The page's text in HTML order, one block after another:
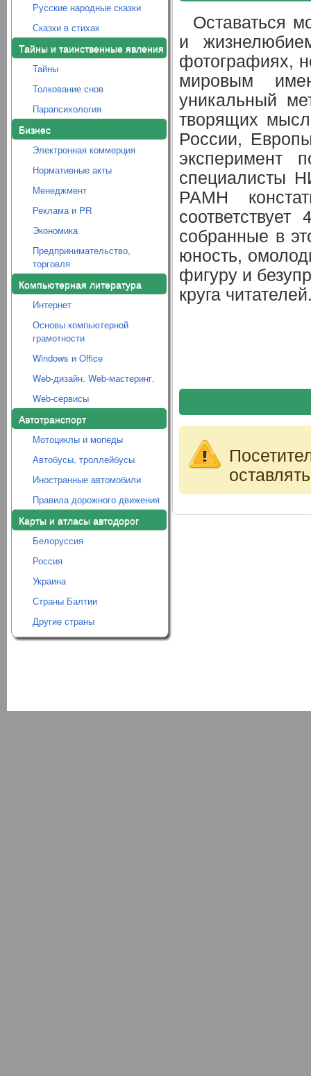
Русские народные сказки
Сказки в стихах
Тайны и таинственные явления
Тайны
Толкование снов
Парапсихология
Бизнес
Электронная коммерция
Нормативные акты
Менеджмент
Реклама и PR
Экономика
Предпринимательство,
торговля
Компьютерная литература
Интернет
Основы компьютерной
грамотности
Windows и Office
Web-дизайн. Web-мастеринг.
Web-сервисы
Автотранспорт
Мотоциклы и мопеды
Автобусы, троллейбусы
Иностранные автомобили
Правила дорожного движения
Карты и атласы автодорог
Белоруссия
Россия
Украина
Страны Балтии
Другие страны
Оставаться
и
фотографиях,
мировым
уникальный
творящих
России,
эксперимент
специалисты
РАМН
собранные в
юность,
фигуру и
круга